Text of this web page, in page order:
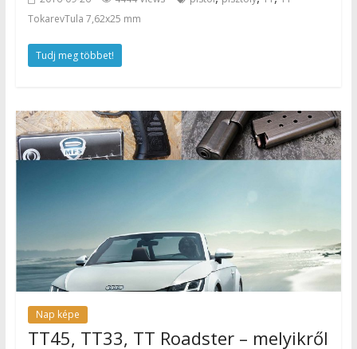
TokarevTula 7,62x25 mm
Tudj meg többet!
Nap képe
TT45, TT33, TT Roadster – melyikről